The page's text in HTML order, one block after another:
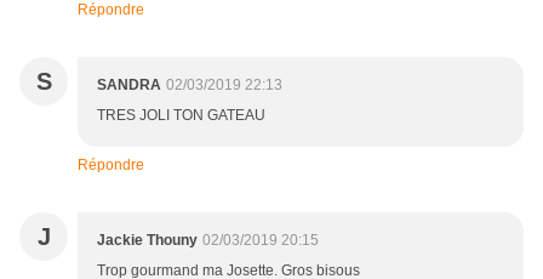
Répondre
S SANDRA 02/03/2019 22:13
TRES JOLI TON GATEAU
Répondre
J Jackie Thouny 02/03/2019 20:15
Trop gourmand ma Josette. Gros bisous